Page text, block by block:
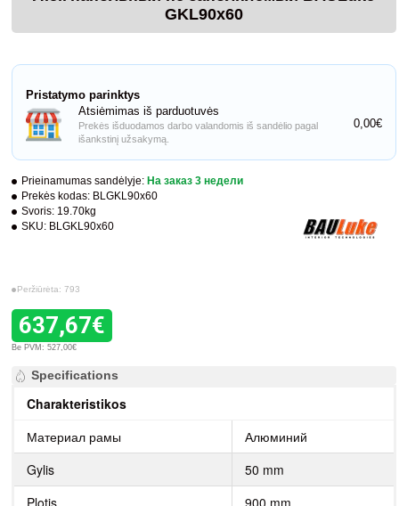
GKL90x60
Prieinamumas sandėlyje: На заказ 3 недели
Prekės kodas: BLGKL90x60
Svoris: 19.70kg
SKU: BLGKL90x60
Peržiūrėta: 793
637,67€
Be PVM: 527,00€
Pristatymo parinktys
Atsiėmimas iš parduotuvės
Prekės išduodamos darbo valandomis iš sandėlio pagal
išankstinį užsakymą.
0,00€
Specifications
Charakteristikos
Материал рамы
Алюминий
Gylis
50 mm
Plotis
900 mm